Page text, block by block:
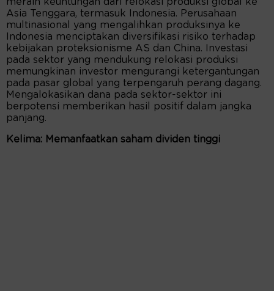
Asia Tenggara, termasuk Indonesia. Perusahaan
multinasional yang mengalihkan produksinya ke
Indonesia menciptakan diversifikasi risiko terhadap
kebijakan proteksionisme AS dan China. Investasi
pada sektor yang mendukung relokasi produksi
memungkinan investor mengurangi ketergantungan
pada pasar global yang terpengaruh perang dagang.
Mengalokasikan dana pada sektor-sektor ini
berpotensi memberikan hasil positif dalam jangka
panjang.
Kelima: Memanfaatkan saham dividen tinggi